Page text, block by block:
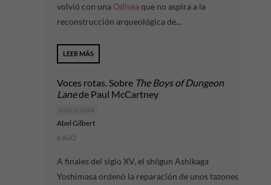
volvió con una Odisea que no aspira a la
reconstrucción arqueológica de...
LEER MÁS
Voces rotas. Sobre The Boys of Dungeon
Lanede Paul McCartney
DISCUSIÓN
Abel Gilbert
6 AGO
A finales del siglo XV, el shōgun Ashikaga
Yoshimasa ordenó la reparación de unos tazones